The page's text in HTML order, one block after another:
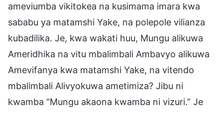
ameviumba vikitokea na kusimama imara kwa
sababu ya matamshi Yake, na polepole vilianza
kubadilika. Je, kwa wakati huu, Mungu alikuwa
Ameridhika na vitu mbalimbali Ambavyo alikuwa
Amevifanya kwa matamshi Yake, na vitendo
mbalimbali Alivyokuwa ametimiza? Jibu ni
kwamba “Mungu akaona kwamba ni vizuri.” Je